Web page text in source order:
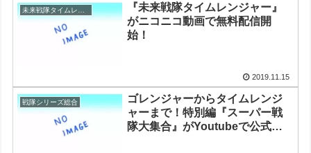
『未来戦隊タイムレンジャー』
がニコニコ動画で無料配信開
始！
2019.11.15
戦隊シリーズ総合
ゴレンジャーからタイムレンジ
ャーまで！特別編『スーパー戦
隊大集合』がYoutubeで公式無